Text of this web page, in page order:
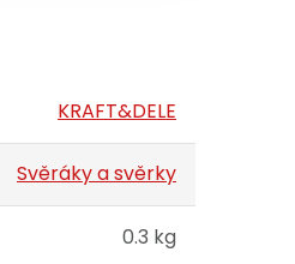
KRAFT&DELE
Svěráky a svěrky
0.3 kg